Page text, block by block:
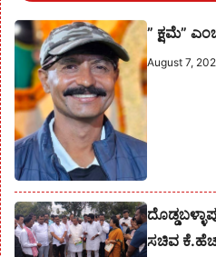
” ಕ್ಷಮೆ”
August 7,
ಸಚಿವ